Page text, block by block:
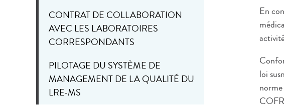
CONTRAT DE COLLABORATION
AVEC LES LABORATOIRES
CORRESPONDANTS
PILOTAGE DU SYSTÈME DE
MANAGEMENT DE LA QUALITÉ DU
LRE-MS
En
loi